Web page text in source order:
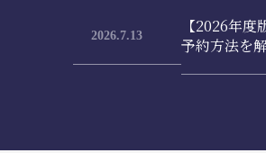
2026.7.13
【2026年
予約方法を